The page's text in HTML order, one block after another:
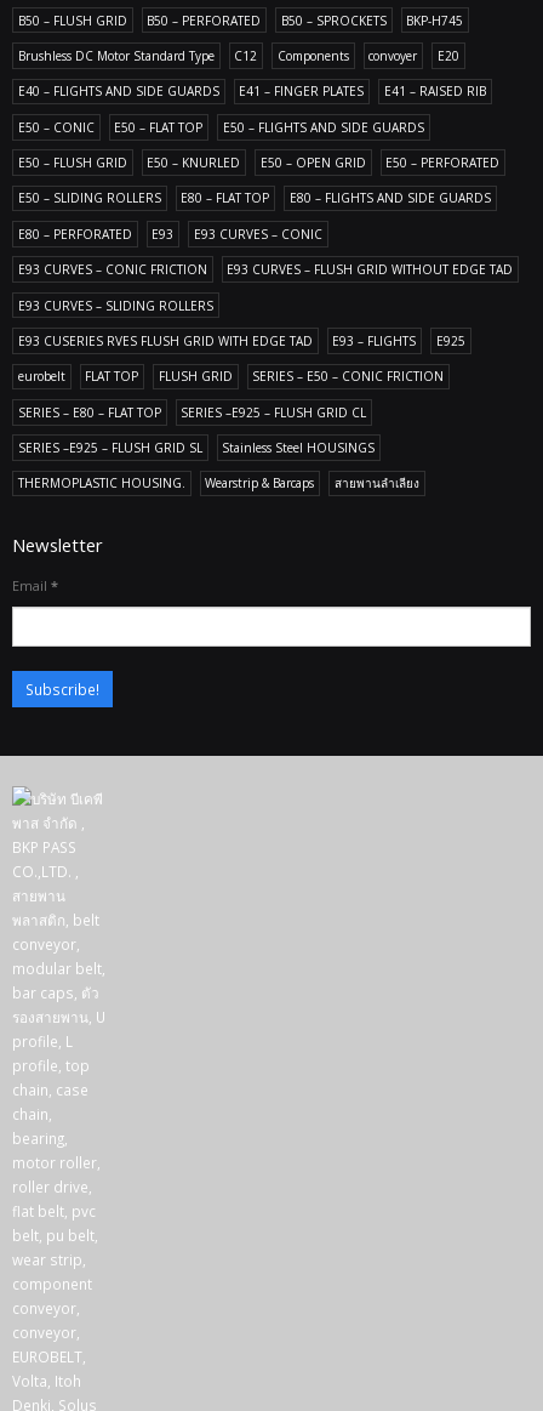
B50 – FLUSH GRID B50 – PERFORATED B50 – SPROCKETS BKP-H745
Brushless DC Motor Standard Type C12 Components convoyer E20
E40 – FLIGHTS AND SIDE GUARDS E41 – FINGER PLATES E41 – RAISED RIB
E50 – CONIC E50 – FLAT TOP E50 – FLIGHTS AND SIDE GUARDS
E50 – FLUSH GRID E50 – KNURLED E50 – OPEN GRID E50 – PERFORATED
E50 – SLIDING ROLLERS E80 – FLAT TOP E80 – FLIGHTS AND SIDE GUARDS
E80 – PERFORATED E93 E93 CURVES – CONIC
E93 CURVES – CONIC FRICTION E93 CURVES – FLUSH GRID WITHOUT EDGE TAD
E93 CURVES – SLIDING ROLLERS
E93 CUSERIES RVES FLUSH GRID WITH EDGE TAD E93 – FLIGHTS E925
eurobelt FLAT TOP FLUSH GRID SERIES – E50 – CONIC FRICTION
SERIES – E80 – FLAT TOP SERIES –E925 – FLUSH GRID CL
SERIES –E925 – FLUSH GRID SL Stainless Steel HOUSINGS
THERMOPLASTIC HOUSING. Wearstrip & Barcaps สายพานลำเลียง
Newsletter
Email *